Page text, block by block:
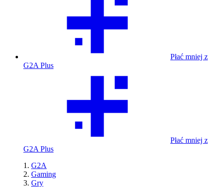
Płać mniej z
G2A Plus
Płać mniej z
G2A Plus
G2A
Gaming
Gry